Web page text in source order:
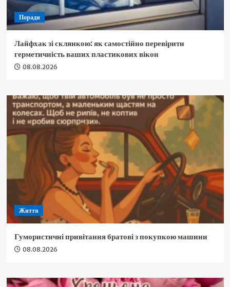
Поради
Лайфхак зі склянкою: як самостійно перевірити
герметичність ваших пластикових вікон
08.08.2026
Життя
Гумористичні привітання братові з покупкою машини
08.08.2026